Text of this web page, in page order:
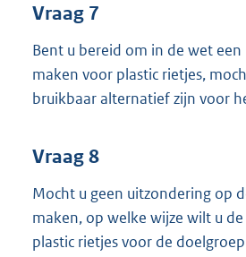
Vraag 7
Bent u bereid om in de wet
maken voor plastic rietjes,
bruikbaar alternatief zijn voor
Vraag 8
Mocht u geen uitzondering op
maken, op welke wijze wilt u
plastic rietjes voor de